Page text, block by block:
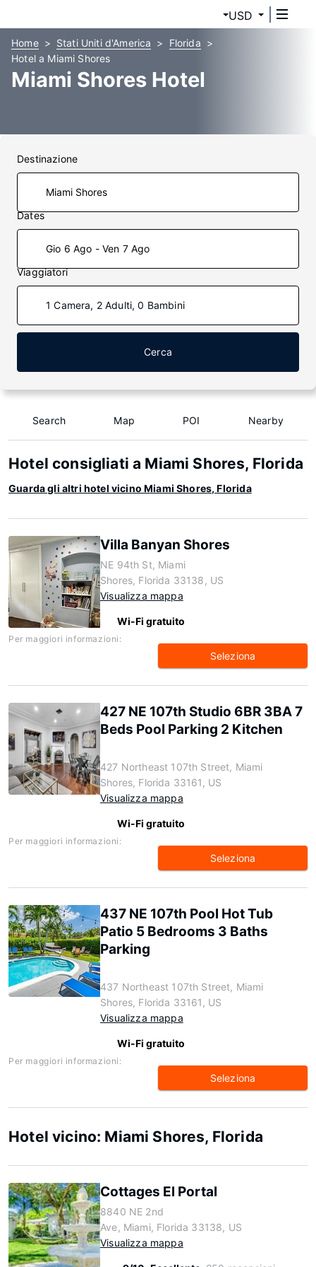
USD
Home Stati Uniti d'America
Florida
Hotel a Miami Shores
Miami Shores Hotel
Destinazione
Dates
Gio 6 Ago - Ven 7 Ago
Viaggiatori
1 Camera, 2 Adulti, 0 Bambini
Cerca
Search Map POI Nearby
Hotel consigliati a Miami Shores, Florida
Guarda gli altri hotel vicino Miami Shores, Florida
Villa Banyan Shores
NE 94th St, Miami
Shores, Florida 33138, US
Visualizza mappa
Wi-Fi gratuito
Per maggiori informazioni:
Seleziona
427 NE 107th Studio 6BR 3BA 7
Beds Pool Parking 2 Kitchen
427 Northeast 107th Street, Miami
Shores, Florida 33161, US
Visualizza mappa
Wi-Fi gratuito
Per maggiori informazioni:
Seleziona
437 NE 107th Pool Hot Tub
Patio 5 Bedrooms 3 Baths
Parking
437 Northeast 107th Street, Miami
Shores, Florida 33161, US
Visualizza mappa
Wi-Fi gratuito
Per maggiori informazioni:
Seleziona
Hotel vicino: Miami Shores, Florida
Cottages El Portal
8840 NE 2nd
Ave, Miami, Florida 33138, US
Visualizza mappa